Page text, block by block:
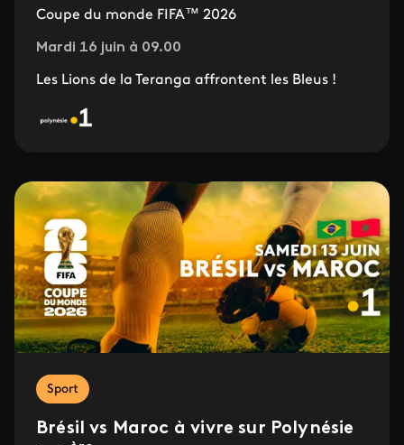
Coupe du monde FIFA™ 2026
Mardi 16 juin à 09.00
Les Lions de la Teranga affrontent les Bleus !
Sport
Brésil vs Maroc à vivre sur Polynésie